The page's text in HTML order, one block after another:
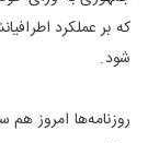
که بر عملکرد
شود.
روزنامه‌ها امروز